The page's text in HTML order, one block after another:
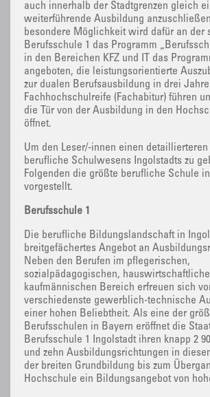
auch innerhalb der Stadtgrenzen gleich
weiterführende Ausbildung
besondere Möglichkeit wird dafür an der
Berufsschule 1 das Programm
in den Bereichen KFZ und IT das
angeboten, die leistungsorientierte
zur dualen Berufsausbildung in drei
Fachhochschulreife (Fachabitur) führen
die Tür von der Ausbildung in den
öffnet.
Um den Leser/-innen einen
berufliche Schulwesens Ingolstadts zu
Folgenden die größte berufliche Schule
vorgestellt.
Berufsschule 1
Die berufliche Bildungslandschaft in
breitgefächertes Angebot an
Neben den Berufen im pflegerischen,
sozialpädagogischen,
kaufmännischen Bereich erfreuen sich
verschiedenste gewerblich-technische
einer hohen Beliebtheit. Als eine der
Berufsschulen in Bayern eröffnet die
Berufsschule 1 Ingolstadt ihren knapp 2
und zehn Ausbildungsrichtungen in
der breiten Grundbildung bis zum
Hochschule ein Bildungsangebot von